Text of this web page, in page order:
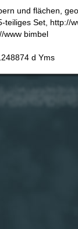
und flächen,
teiliges Set, http://
www bimbel
d Yms